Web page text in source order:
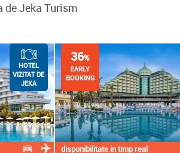
de Jeka Turism
HOTEL
VIZITAT DE
JEKA
disponibilitate in timp real
36%
EARLY
BOOKING